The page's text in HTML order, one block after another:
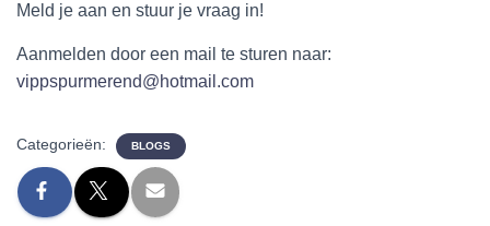
Meld je aan en stuur je vraag in!
Aanmelden door een mail te sturen naar:
vippspurmerend@hotmail.com
Categorieën: BLOGS